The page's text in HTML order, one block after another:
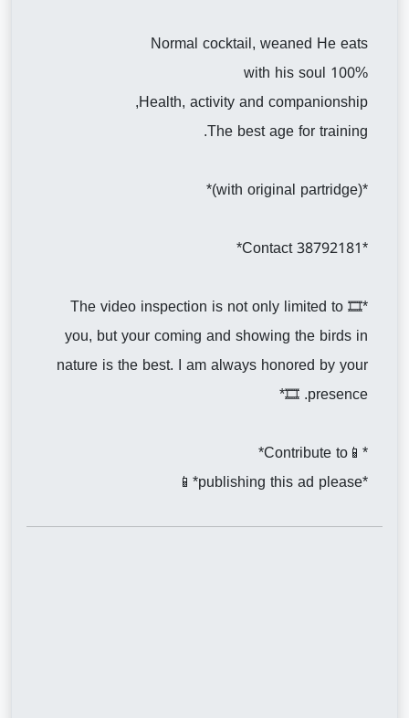
Normal cocktail, weaned He eats
with his soul 100%
Health, activity and companionship,
The best age for training.
*(with original partridge)*
*Contact 38792181*
*🎞️ The video inspection is not only limited to
you, but your coming and showing the birds in
nature is the best. I am always honored by your
presence. 🎞️*
*📱Contribute to*
*publishing this ad please*📱